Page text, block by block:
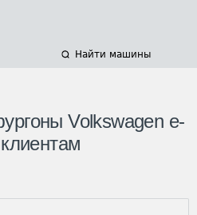
Найти машины
Volkswagen e-